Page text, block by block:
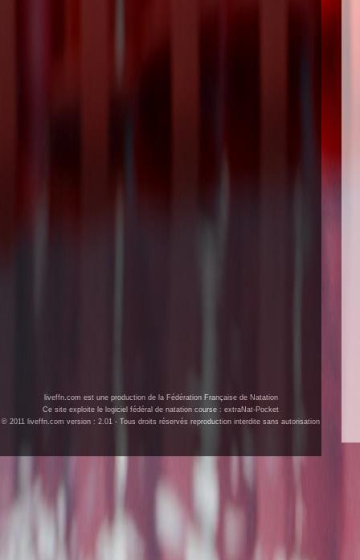
liveffn.com est une production de la Fédération Française de Natation
Ce site exploite le logiciel fédéral de natation course : extraNat-Pocket
© 2011 liveffn.com version : 2.01 - Tous droits réservés reproduction interdite sans autorisation